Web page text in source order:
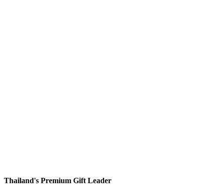
Thailand's Premium Gift Leader